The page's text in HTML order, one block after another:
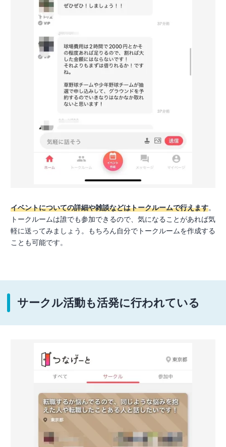
イベントについての詳細や雑談などはトークルームで行えます。
トークルームは誰でも参加できるので、気になることがあれば気
軽に送ってみましょう。もちろん自分でトークルームを作成する
ことも可能です。
サークル活動も活発に行われている